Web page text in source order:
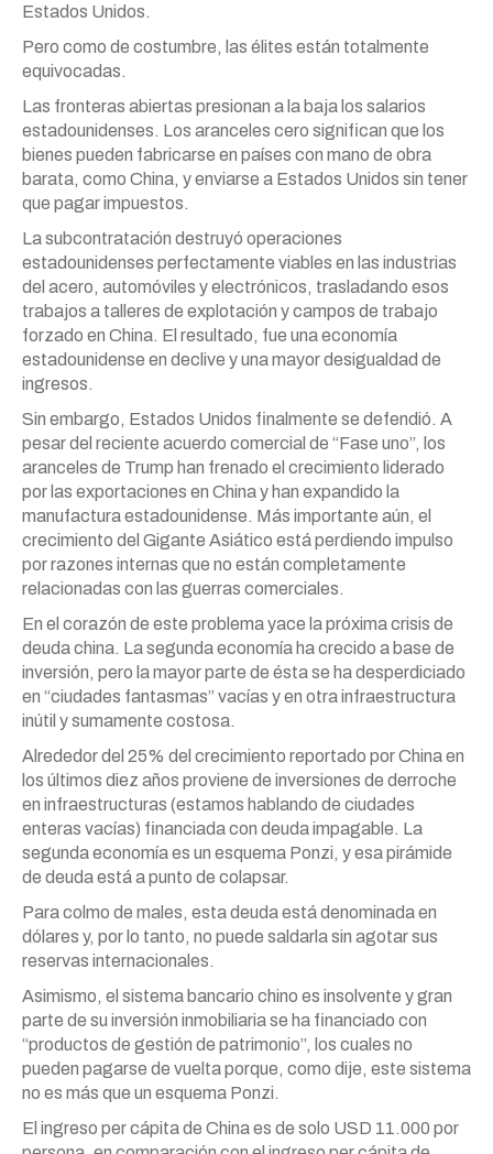
Estados Unidos.
Pero como de costumbre, las élites están totalmente
equivocadas.
Las fronteras abiertas presionan a la baja los salarios
estadounidenses. Los aranceles cero significan que los
bienes pueden fabricarse en países con mano de obra
barata, como China, y enviarse a Estados Unidos sin tener
que pagar impuestos.
La subcontratación destruyó operaciones
estadounidenses perfectamente viables en las industrias
del acero, automóviles y electrónicos, trasladando esos
trabajos a talleres de explotación y campos de trabajo
forzado en China. El resultado, fue una economía
estadounidense en declive y una mayor desigualdad de
ingresos.
Sin embargo, Estados Unidos finalmente se defendió. A
pesar del reciente acuerdo comercial de “Fase uno”, los
aranceles de Trump han frenado el crecimiento liderado
por las exportaciones en China y han expandido la
manufactura estadounidense. Más importante aún, el
crecimiento del Gigante Asiático está perdiendo impulso
por razones internas que no están completamente
relacionadas con las guerras comerciales.
En el corazón de este problema yace la próxima crisis de
deuda china. La segunda economía ha crecido a base de
inversión, pero la mayor parte de ésta se ha desperdiciado
en “ciudades fantasmas” vacías y en otra infraestructura
inútil y sumamente costosa.
Alrededor del 25% del crecimiento reportado por China en
los últimos diez años proviene de inversiones de derroche
en infraestructuras (estamos hablando de ciudades
enteras vacías) financiada con deuda impagable. La
segunda economía es un esquema Ponzi, y esa pirámide
de deuda está a punto de colapsar.
Para colmo de males, esta deuda está denominada en
dólares y, por lo tanto, no puede saldarla sin agotar sus
reservas internacionales.
Asimismo, el sistema bancario chino es insolvente y gran
parte de su inversión inmobiliaria se ha financiado con
“productos de gestión de patrimonio”, los cuales no
pueden pagarse de vuelta porque, como dije, este sistema
no es más que un esquema Ponzi.
El ingreso per cápita de China es de solo USD 11.000 por